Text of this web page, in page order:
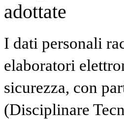
adottate
I dati personali
elaboratori
sicurezza, con
(Disciplinare